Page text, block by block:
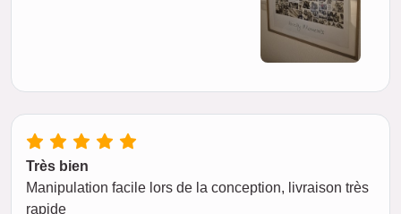
Très bien
Manipulation facile lors de la conception, livraison très
rapide